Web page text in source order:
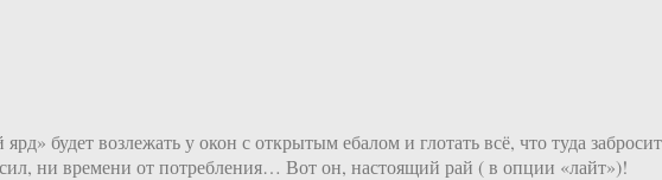
будет возлежать у окон с открытым ебалом и глотать всё, что туда
ни времени от потребления… Вот он, настоящий рай ( в опции «лайт»)!